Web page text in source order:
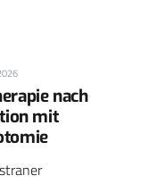
nach
mit